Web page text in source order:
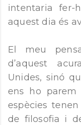
intentaria fer-
aquest dia és
El meu
d’aquest
Unides, sinó
ens ho parem
espècies
de filosofia i